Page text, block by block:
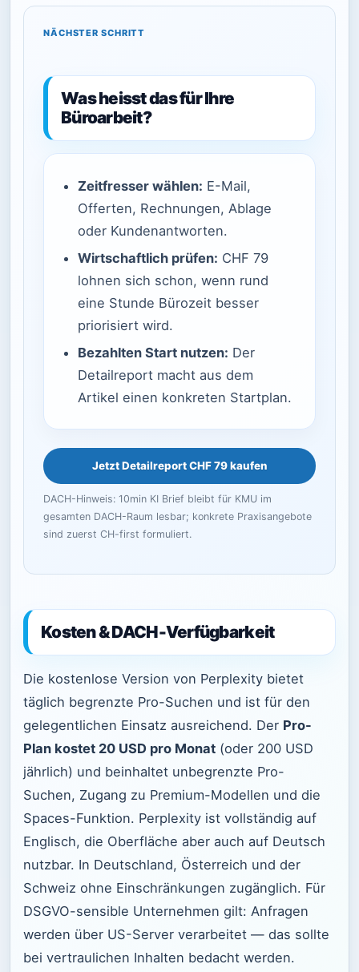
NÄCHSTER SCHRITT
Was heisst das für Ihre
Büroarbeit?
Zeitfresser wählen: E-Mail,
Offerten, Rechnungen, Ablage
oder Kundenantworten.
Wirtschaftlich prüfen: CHF 79
lohnen sich schon, wenn rund
eine Stunde Bürozeit besser
priorisiert wird.
Bezahlten Start nutzen: Der
Detailreport macht aus dem
Artikel einen konkreten Startplan.
Jetzt Detailreport CHF 79 kaufen
DACH-Hinweis: 10min KI Brief bleibt für KMU im
gesamten DACH-Raum lesbar; konkrete Praxisangebote
sind zuerst CH-first formuliert.
Kosten & DACH-Verfügbarkeit
Die kostenlose Version von Perplexity bietet
täglich begrenzte Pro-Suchen und ist für den
gelegentlichen Einsatz ausreichend. Der Pro-
Plan kostet 20 USD pro Monat (oder 200 USD
jährlich) und beinhaltet unbegrenzte Pro-
Suchen, Zugang zu Premium-Modellen und die
Spaces-Funktion. Perplexity ist vollständig auf
Englisch, die Oberfläche aber auch auf Deutsch
nutzbar. In Deutschland, Österreich und der
Schweiz ohne Einschränkungen zugänglich. Für
DSGVO-sensible Unternehmen gilt: Anfragen
werden über US-Server verarbeitet — das sollte
bei vertraulichen Inhalten bedacht werden.